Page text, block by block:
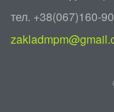
тел. +38(067)160-